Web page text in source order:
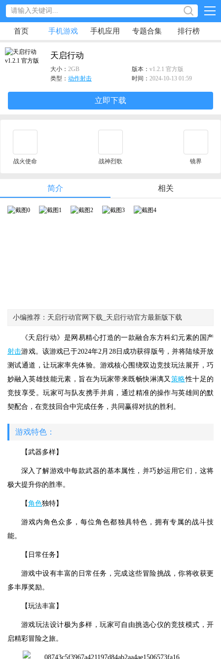
首页 手机游戏 手机应用 专题合集 排行榜
天启行动
大小： 2GB 版本： v1.2.1 官方版
类型： 动作射击 时间： 2024-10-13 01:59
立即下载
战火使命 战神烈歌 镜界
简介 相关
小编推荐：天启行动官网下载_天启行动官方最新版下载
《天启行动》是网易精心打造的一款融合东方科幻元素的国产
射击游戏。该游戏已于2024年2月28日成功获得版号，并将陆续开放
测试通道，让玩家率先体验。游戏核心围绕双边竞技玩法展开，巧
妙融入英雄技能元素，旨在为玩家带来既畅快淋漓又 策略性十足的
竞技享受。玩家可与队友携手并肩，通过精准的操作与英雄间的默
契配合，在竞技回合中完成任务，共同赢得对抗的胜利。
游戏特色：
【武器多样】
深入了解游戏中每款武器的基本属性，并巧妙运用它们，这将
极大提升你的胜率。
【角色独特】
游戏内角色众多，每位角色都独具特色，拥有专属的战斗技
能。
【日常任务】
游戏中设有丰富的日常任务，完成这些冒险挑战，你将收获更
多丰厚奖励。
【玩法丰富】
游戏玩法设计极为多样，玩家可自由挑选心仪的竞技模式，开
启精彩冒险之旅。